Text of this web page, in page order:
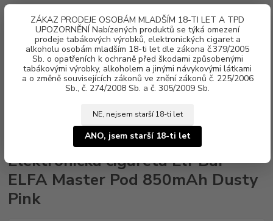
ZÁKAZ PRODEJE OSOBÁM MLADŠÍM 18-TI LET A TPD
UPOZORNĚNÍ Nabízených produktů se týká omezení
prodeje tabákových výrobků, elektronických cigaret a
alkoholu osobám mladším 18-ti let dle zákona č.379/2005
Sb. o opatřeních k ochraně před škodami způsobenými
tabákovými výrobky, alkoholem a jinými návykovými látkami
a o změně souvisejících zákonů ve znění zákonů č. 225/2006
Sb., č. 274/2008 Sb. a č. 305/2009 Sb.
NE, nejsem starší 18-ti let
ANO, jsem starší 18-ti let
Menu
za0 Kč
Master Pod 850mAh Dusty Pink
Elektronická cigareta Elf Bar
ELFA Master Pod 850mAh Dusty
Pink